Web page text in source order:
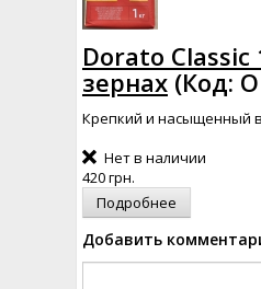
Dorato Classic
зернах (Код:
Крепкий и насыщенный
Нет в наличии
420 грн.
Подробнее
Добавить